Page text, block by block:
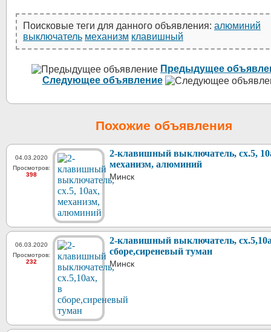
Поисковые теги для данного объявления: алюминий
выключатель механизм клавишный
Предыдущее
Следующее объявление
Похожие объявления
04.03.2020
Просмотров:
398
2-клавишный выключатель, сх.5,
механизм, алюминий
Минск
06.03.2020
Просмотров:
232
2-клавишный выключатель,
сборе,сиреневый туман
Минск